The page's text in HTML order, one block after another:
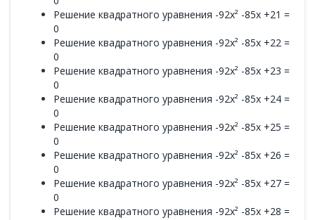
Решение квадратного уравнения -92x² -85x +21 =
0
Решение квадратного уравнения -92x² -85x +22 =
0
Решение квадратного уравнения -92x² -85x +23 =
0
Решение квадратного уравнения -92x² -85x +24 =
0
Решение квадратного уравнения -92x² -85x +25 =
0
Решение квадратного уравнения -92x² -85x +26 =
0
Решение квадратного уравнения -92x² -85x +27 =
0
Решение квадратного уравнения -92x² -85x +28 =